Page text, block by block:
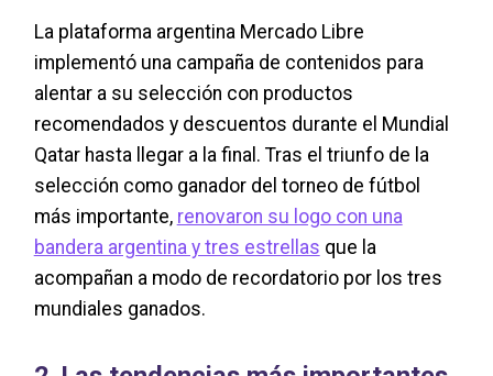
La plataforma argentina Mercado Libre
implementó una campaña de contenidos para
alentar a su selección con productos
recomendados y descuentos durante el Mundial
Qatar hasta llegar a la final. Tras el triunfo de la
selección como ganador del torneo de fútbol
más importante, renovaron su logo con una
bandera argentina y tres estrellas que la
acompañan a modo de recordatorio por los tres
mundiales ganados.